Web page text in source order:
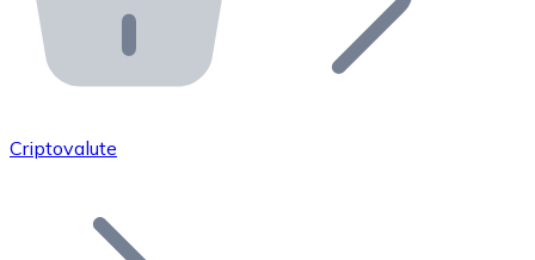
API Bitnovo
Integra la nostra API nel tuo ecosistema.
Unisciti alla nostra rete di rivenditori e
Aggiungi il token del tuo progetto al nostro servizio di
Criptovalute